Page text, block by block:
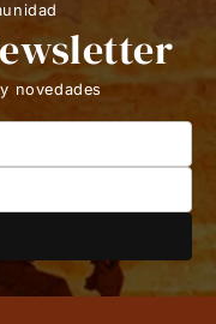
novedades